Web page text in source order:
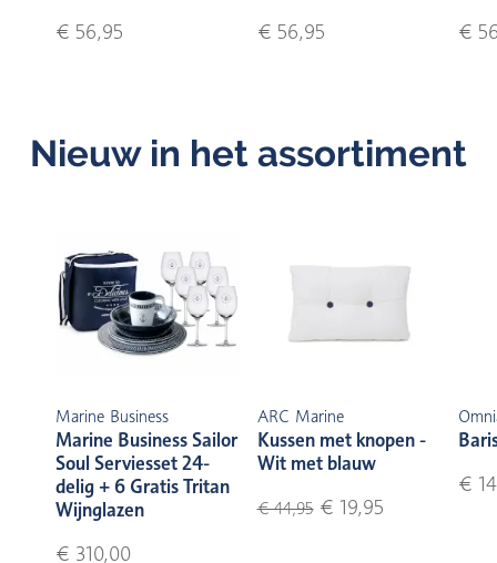
€ 56,95
€ 56,95
€
Nieuw in het assortiment
Marine Business
Marine Business Sailor
Soul Serviesset 24-
delig + 6 Gratis Tritan
Wijnglazen
€ 310,00
ARC Marine
Kussen met knopen -
Wit met blauw
€ 44,95€ 19,95
€